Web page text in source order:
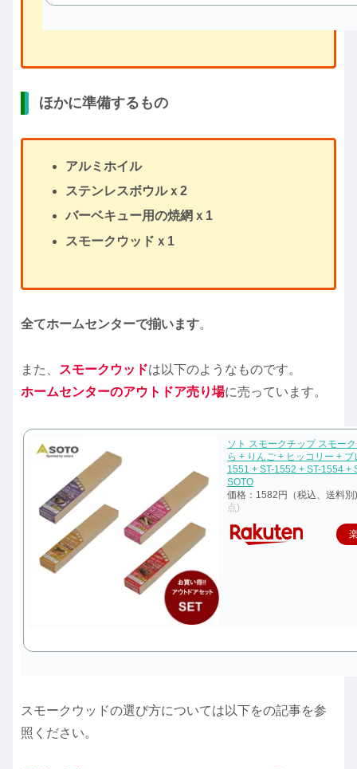
ほかに準備するもの
アルミホイル
ステンレスボウルｘ2
バーベキュー用の焼網ｘ1
スモークウッドｘ1
全てホームセンターで揃います。
また、 スモークウッドは以下のようなものです。
ホームセンターのアウトドア売り場に売っています。
ソト スモークチップ スモー
ら + りんご + ヒッコリー + ブ
1551 + ST-1552 + ST-1554 +
SOTO
価格：1582円（税込、送料別)
点)
スモークウッドの選び方については以下をの記事を参
照ください。